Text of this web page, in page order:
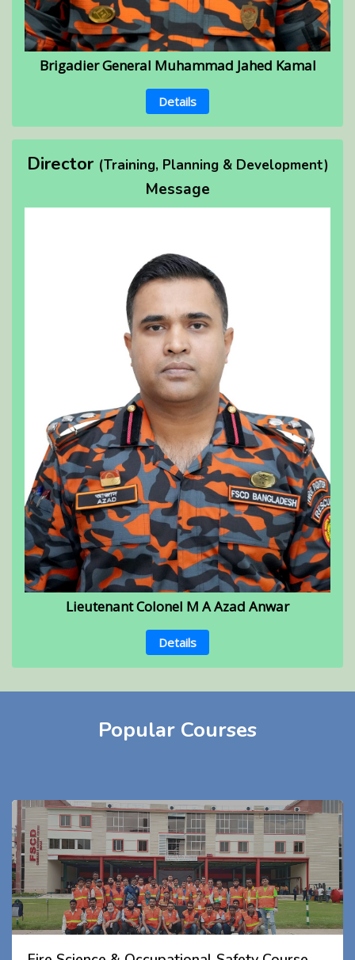
Brigadier General Muhammad Jahed Kamal
Details
Director (Training, Planning & Development)
Message
Lieutenant Colonel M A Azad Anwar
Details
Popular Courses